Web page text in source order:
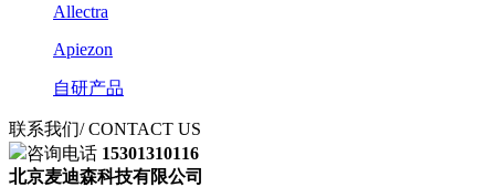
Allectra
Apiezon
自研产品
联系我们/ CONTACT US
咨询电话 15301310116
北京麦迪森科技有限公司